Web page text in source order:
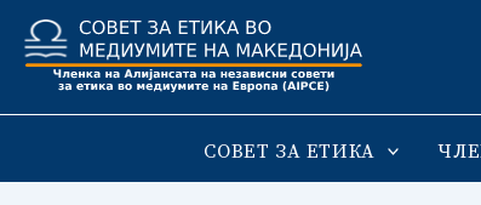
Skip
content
СОВЕТ ЗА ЕТИКА